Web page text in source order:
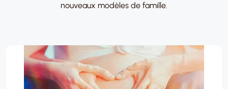
nouveaux modèles de famille.